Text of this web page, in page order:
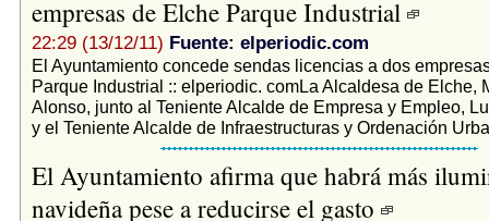
empresas de Elche Parque Industrial
22:29 (13/12/11) Fuente: elperiodic.com
El Ayuntamiento concede sendas licencias a dos
Parque Industrial :: elperiodic. comLa Alcaldesa de Elche,
Alonso, junto al Teniente Alcalde de Empresa y Empleo,
y el Teniente Alcalde de Infraestructuras y Ordenación
El Ayuntamiento afirma que habrá más
navideña pese a reducirse el gasto